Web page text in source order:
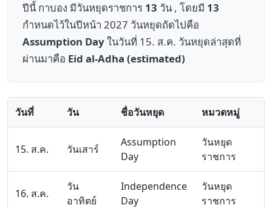
ปีนี้ กาบอง มีวันหยุดราชการ 13 วัน , โดยมี 13
กำหนดไว้ในปีหน้า 2027 วันหยุดถัดไปคือ
Assumption Dayในวันที่ 15. ส.ค. วันหยุดล่าสุดที่
ผ่านมาคือ Eid al-Adha (estimated)
วันที่ วัน ชื่อวันหยุด หมวดหมู่
15. ส.ค. วันเสาร์
Assumption
Day
วันหยุด
ราชการ
16. ส.ค.
วัน
อาทิตย์
Independence
Day
วันหยุด
ราชการ